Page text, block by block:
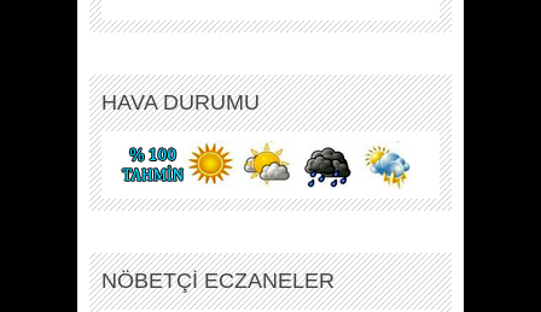
HAVA DURUMU
NÖBETÇİ ECZANELER